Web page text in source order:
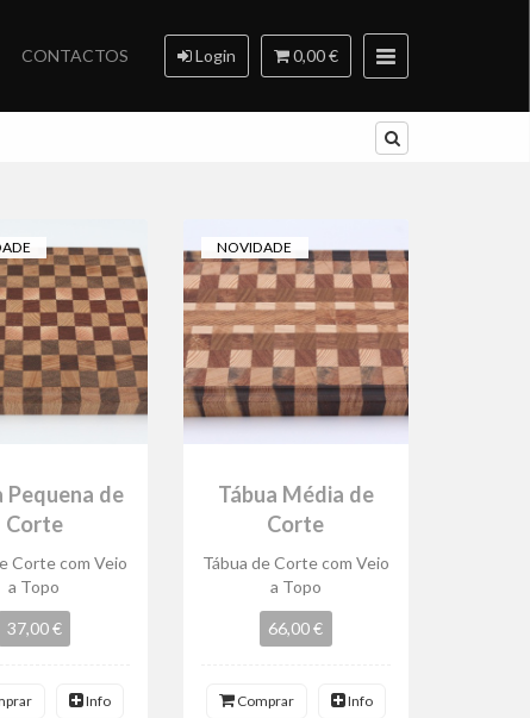
CONTACTOS Login 0,00 €
Pequena de
Corte
Corte com Veio
a Topo
37,00 €
Info
NOVIDADE
Tábua Média de
Corte
Tábua de Corte com Veio
a Topo
66,00 €
Comprar Info